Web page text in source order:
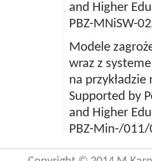
and Higher
PBZ-MNiSW-
Modele
wraz z
na
Supported by
and Higher
PBZ-Min-/